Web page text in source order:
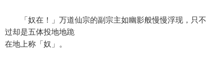
「奴在！」万道仙宗的副宗主如幽影般慢慢浮现，只不
过却是五体投地地跪
在地上称「奴」。